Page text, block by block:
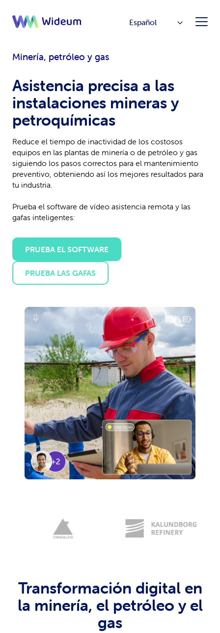
Español
Minería, petróleo y gas
Asistencia precisa a las
instalaciones mineras y
petroquímicas
Reduce el tiempo de inactividad de los costosos
equipos en las plantas de minería o de petróleo y gas
siguiendo los pasos correctos para el mantenimiento
preventivo, obteniendo así los mejores resultados para
tu industria.
Prueba el software de vídeo asistencia remota y las
gafas inteligentes:
PRUEBA EL SOFTWARE
PRUEBA LAS GAFAS
Transformación digital en
la minería, el petróleo y el
gas